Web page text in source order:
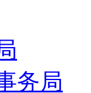
务局